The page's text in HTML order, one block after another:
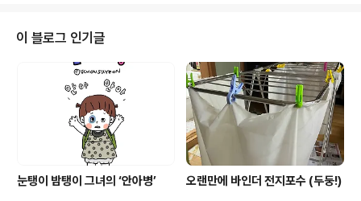
이 블로그 인기글
눈탱이 밤탱이 그녀의 ‘안아병’ 오랜만에 바인더 전지포수 (두둥!)